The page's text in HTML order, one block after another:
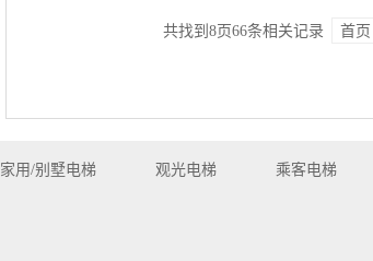
共找到 8页66条相关记录 首页
家用/别墅电梯 观光电梯 乘客电梯